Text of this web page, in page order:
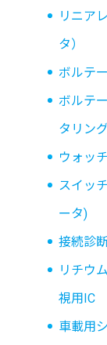
リニア
タ）
ボルテ
ボルテ
タリン
ウォッ
スイッ
ータ)
接続診
リチウ
視用IC
車載用